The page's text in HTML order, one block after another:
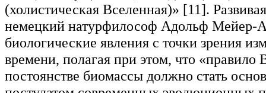
(холистическая Вселенная)» [11].
немецкий натурфилософ Адольф Мейер-
биологические явления с точки зрения
времени, полагая при этом, что «правило
постоянстве биомассы должно стать